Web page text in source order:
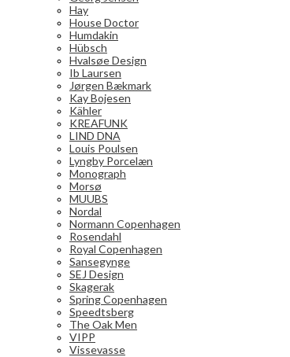
Hay
House Doctor
Humdakin
Hübsch
Hvalsøe Design
Ib Laursen
Jørgen Bækmark
Kay Bojesen
Kähler
KREAFUNK
LIND DNA
Louis Poulsen
Lyngby Porcelæn
Monograph
Morsø
MUUBS
Nordal
Normann Copenhagen
Rosendahl
Royal Copenhagen
Sansegynge
SEJ Design
Skagerak
Spring Copenhagen
Speedtsberg
The Oak Men
VIPP
Vissevasse